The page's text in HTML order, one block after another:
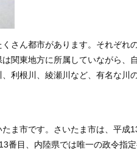
さん都市があります。それぞれ
関東地方に所属していながら、
利根川、綾瀬川など、有名な川
ま市です。さいたま市は、平成
番目、内陸県では唯一の政令指